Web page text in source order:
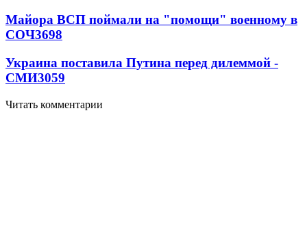
Майора ВСП поймали на "помощи" военному в
СОЧ3698
Украина поставила Путина перед дилеммой -
СМИ3059
Читать комментарии